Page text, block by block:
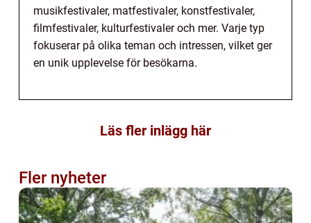
musikfestivaler, matfestivaler, konstfestivaler,
filmfestivaler, kulturfestivaler och mer. Varje typ
fokuserar på olika teman och intressen, vilket ger
en unik upplevelse för besökarna.
Läs fler inlägg här
Fler nyheter